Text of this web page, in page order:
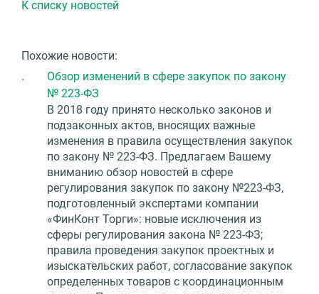
К списку новостей
Похожие новости:
.
Обзор изменений в сфере закупок по закону
№ 223-ФЗ
В 2018 году принято несколько законов и
подзаконных актов, вносящих важные
изменения в правила осуществления закупок
по закону № 223-ФЗ. Предлагаем Вашему
вниманию обзор новостей в сфере
регулирования закупок по закону №223-ФЗ,
подготовленный экспертами компании
«ФинКонт Торги»: новые исключения из
сферы регулирования закона № 223-ФЗ;
правила проведения закупок проектных и
изыскательских работ, согласование закупок
определенных товаров с координационным